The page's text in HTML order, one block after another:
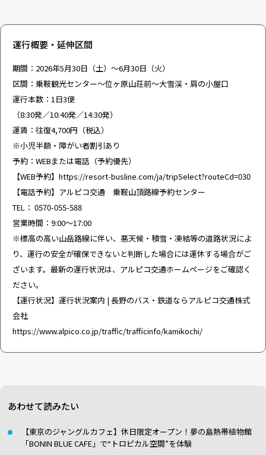
運行概要・延伸区間
期間：2026年5月30日（土）〜6月30日（火）
区間：乗鞍観光センター〜位ヶ原山荘前〜大雪渓・肩の小屋口
運行本数：1日3便
（8:30発／10:40発／14:30発）
運賃：往復4,700円（税込）
※小児半額・障がい者割引あり
予約：WEBまたは電話（予約優先）
【WEB予約】 https://resort-busline.com/ja/tripSelect?routeCd=030
【電話予約】アルピコ交通 乗鞍山頂路線予約センター
TEL： 0570-055-588
営業時間：9:00～17:00
※標高の高い山岳路線に伴い、悪天候・積雪・凍結等の道路状況によ
り、運行の安全が確保できないと判断した場合には運休する場合がご
ざいます。最新の運行状況は、アルピコ交通ホームページをご確認く
ださい。
【運行状況】運行状況案内 | 長野のバス・鉄道ならアルピコ交通株式
会社
https://www.alpico.co.jp/traffic/trafficinfo/kamikochi/
あわせて読みたい
【東京のジャングルカフェ】休日限定オープン！夢の島熱帯植物館
「BONIN BLUE CAFE」で“トロピカル空間”を体験